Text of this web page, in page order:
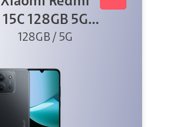
15C 128GB 5G
Negro
128GB / 5G